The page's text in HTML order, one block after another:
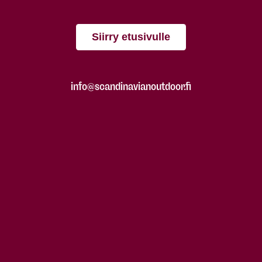
Siirry etusivulle
info@scandinavianoutdoor.fi